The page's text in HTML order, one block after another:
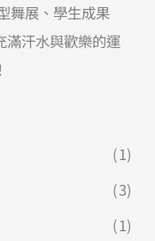
舞展、學生成果
汗水與歡樂的運
(1)
(3)
(1)